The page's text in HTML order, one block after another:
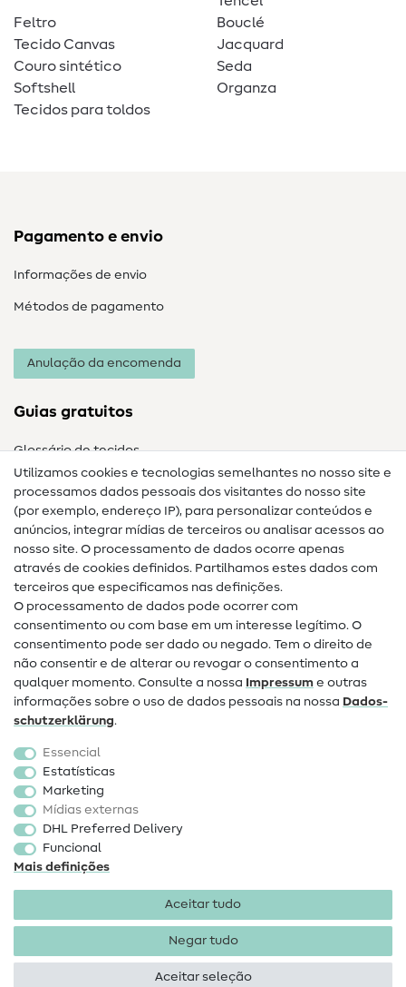
Feltro
Tecido Canvas
Couro sintético
Softshell
Tecidos para toldos
Bouclé
Jacquard
Seda
Organza
Pagamento e envio
Informações de envio
Métodos de pagamento
Anulação da encomenda
Guias gratuitos
Glossário de tecidos
Guias de costura
Ajuda e contacto
Contacto
Mudança de proprietário
Perguntas frequentes (FAQ)
Direito de cancelamento
Popular
Tecidos
Acessórios de costura
Promoção
Utilizamos cookies e tecnologias semelhantes no nosso site e
processamos dados pessoais dos visitantes do nosso site
(por exemplo, endereço IP), para personalizar conteúdos e
anúncios, integrar mídias de terceiros ou analisar acessos ao
nosso site. O processamento de dados ocorre apenas
através de cookies definidos. Partilhamos estes dados com
terceiros que especificamos nas definições.
O processamento de dados pode ocorrer com
consentimento ou com base em um interesse legítimo. O
consentimento pode ser dado ou negado. Tem o direito de
não consentir e de alterar ou revogar o consentimento a
qualquer momento. Consulte a nossa Impressum e outras
informações sobre o uso de dados pessoais na nossa Dados­
schutz­erklärung.
Essencial
Estatísticas
Marketing
Mídias externas
DHL Preferred Delivery
Funcional
Mais definições
Aceitar tudo
Negar tudo
Aceitar seleção
Proteção de dados
condições
Direito de rescisão
Direitos de autor 2026 SewIY GmbH